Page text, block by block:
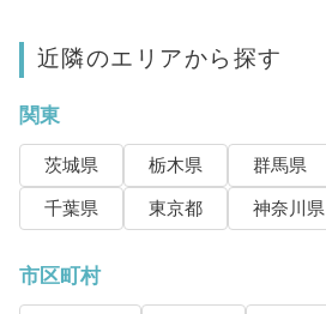
近隣のエリアから探す
関東
茨城県 栃木県 群馬県
千葉県
東京都 神奈川県
市区町村